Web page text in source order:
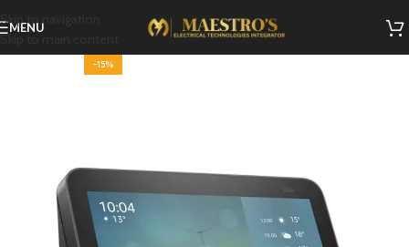
Skip to navigation
Skip to main content
MENU
-15%